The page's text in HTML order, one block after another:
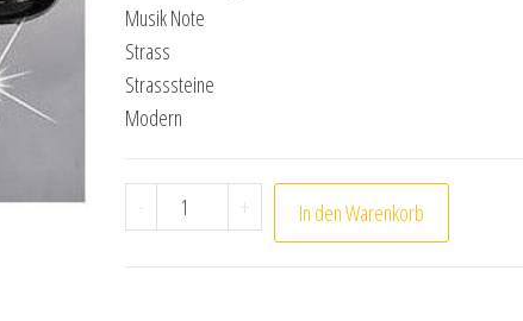
Musik Note
Strass
Strasssteine
Modern
- Noten Kette mit Strass bestückt Menge
+ In den Warenkorb